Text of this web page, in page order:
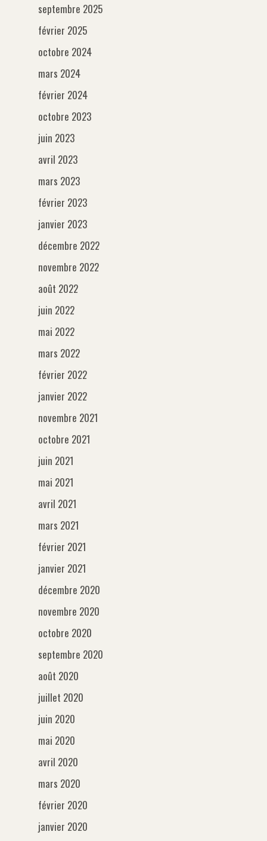
septembre 2025
février 2025
octobre 2024
mars 2024
février 2024
octobre 2023
juin 2023
avril 2023
mars 2023
février 2023
janvier 2023
décembre 2022
novembre 2022
août 2022
juin 2022
mai 2022
mars 2022
février 2022
janvier 2022
novembre 2021
octobre 2021
juin 2021
mai 2021
avril 2021
mars 2021
février 2021
janvier 2021
décembre 2020
novembre 2020
octobre 2020
septembre 2020
août 2020
juillet 2020
juin 2020
mai 2020
avril 2020
mars 2020
février 2020
janvier 2020